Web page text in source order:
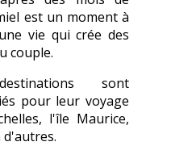
est un moment à
vie qui crée des
couple.
sont
pour leur voyage
l'île Maurice,
d'autres.